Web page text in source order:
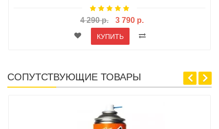
4 290 р. 3 790 р.
КУПИТЬ
СОПУТСТВУЮЩИЕ ТОВАРЫ